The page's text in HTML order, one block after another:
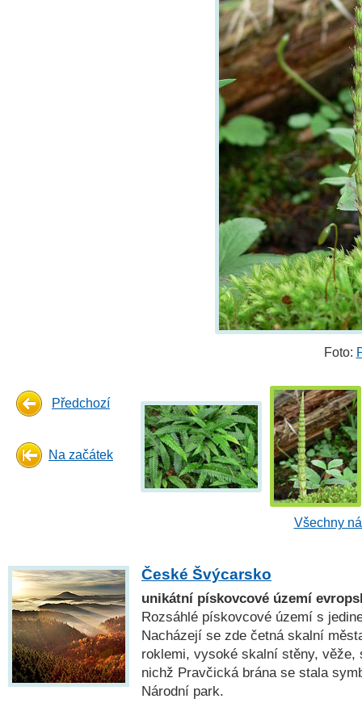
Foto:
Předchozí
Na začátek
Všechny
České Švýcarsko
unikátní pískovcové území
Rozsáhlé pískovcové území s
Nacházejí se zde četná skalní
roklemi, vysoké skalní stěny, věže,
nichž Pravčická brána se stala
Národní park.